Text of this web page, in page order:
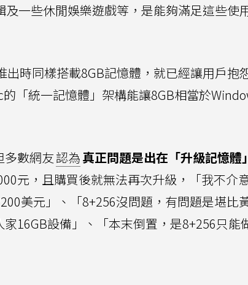
一些休閒娛樂遊戲等，是能夠滿足這些使
出時同樣搭載8GB記憶體，就已經讓用戶抱
「統一記憶體」架構能讓8GB相當於
多數網友認為真正問題是出在「升級記憶體
元，且購買後就無法再次升級，「我不介
美元」、「8+256沒問題，有問題是堪比
16GB設備」、「本末倒置，是8+256只能